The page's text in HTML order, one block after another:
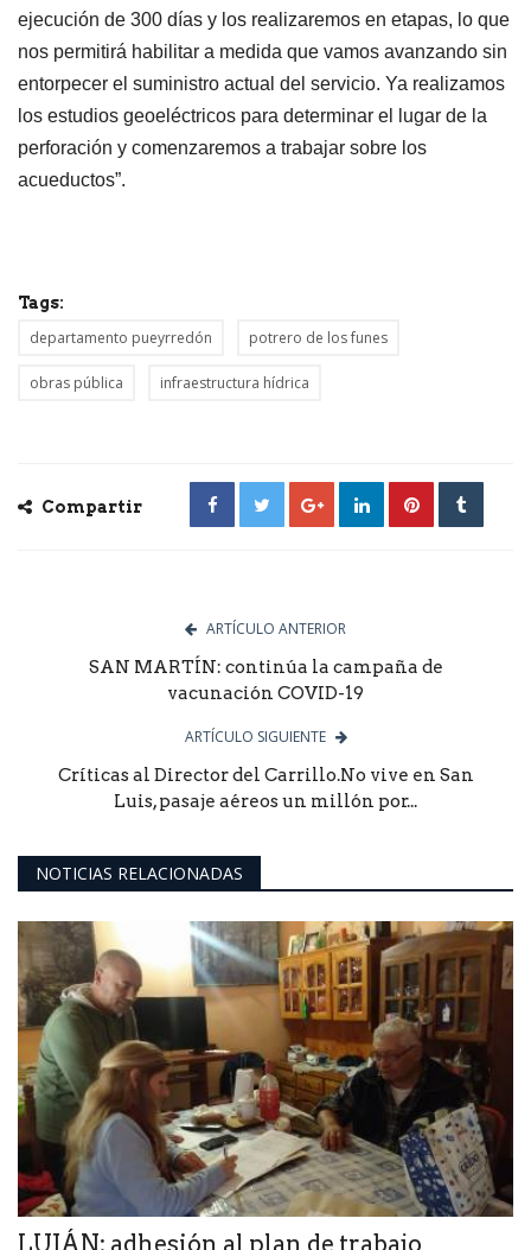
ejecución de 300 días y los realizaremos en etapas, lo que
nos permitirá habilitar a medida que vamos avanzando sin
entorpecer el suministro actual del servicio. Ya realizamos
los estudios geoeléctricos para determinar el lugar de la
perforación y comenzaremos a trabajar sobre los
acueductos”.
Tags:
departamento pueyrredón potrero de los funes
obras pública infraestructura hídrica
Compartir
ARTÍCULO ANTERIOR
SAN MARTÍN: continúa la campaña de
vacunación COVID-19
ARTÍCULO SIGUIENTE
Críticas al Director del Carrillo.No vive en San
Luis, pasaje aéreos un millón por...
NOTICIAS RELACIONADAS
LUJÁN: adhesión al plan de trabajo